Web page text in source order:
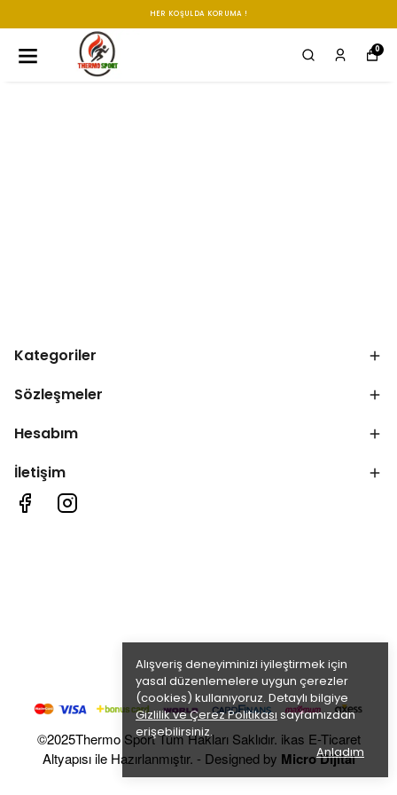
HER KOŞULDA KORUMA !
0
Alışveriş deneyiminizi iyileştirmek için
yasal düzenlemelere uygun çerezler
(cookies) kullanıyoruz. Detaylı bilgiye
Gizlilik ve Çerez Politikası sayfamızdan
erişebilirsiniz.
Anladım
Kategoriler
Sözleşmeler
Hesabım
İletişim
©2025Thermo Sport Tüm Hakları Saklıdır. ikas E-Ticaret
Altyapısı ile Hazırlanmıştır. - Designed by Micro Dijital